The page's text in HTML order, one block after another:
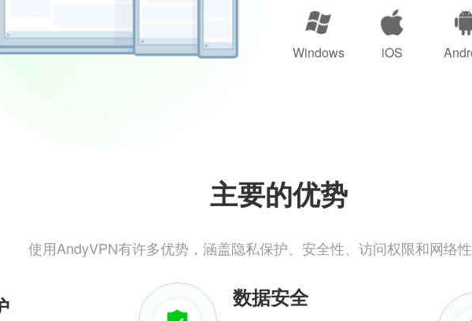
Windows iOS
主要的优势
使用AndyVPN有许多优势，涵盖隐私保护、安全性、访问权限和网络
数据安全